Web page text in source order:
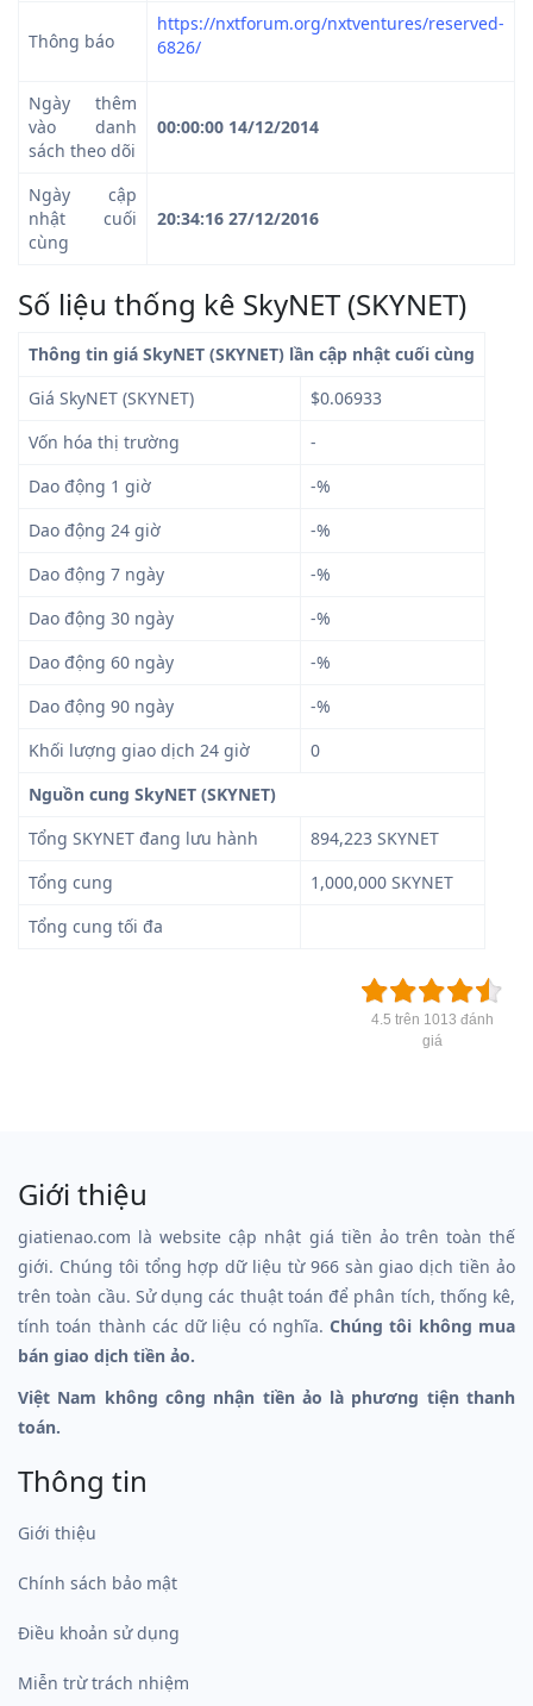
Thông báo
https://nxtforum.org/nxtventures/reserved-
6826/
Ngày thêm
vào danh
sách theo dõi
00:00:00 14/12/2014
Ngày cập
nhật cuối
cùng
20:34:16 27/12/2016
Số liệu thống kê SkyNET (SKYNET)
Thông tin giá SkyNET (SKYNET) lần cập nhật cuối cùng
Giá SkyNET (SKYNET)
$0.06933
Vốn hóa thị trường
-
Dao động 1 giờ
-%
Dao động 24 giờ
-%
Dao động 7 ngày
-%
Dao động 30 ngày
-%
Dao động 60 ngày
-%
Dao động 90 ngày
-%
Khối lượng giao dịch 24 giờ
0
Nguồn cung SkyNET (SKYNET)
Tổng SKYNET đang lưu hành
894,223 SKYNET
Tổng cung
1,000,000 SKYNET
Tổng cung tối đa
4.5 trên 1013 đánh
giá
Giới thiệu
giatienao.com là website cập nhật giá tiền ảo trên toàn thế
giới. Chúng tôi tổng hợp dữ liệu từ 966 sàn giao dịch tiền ảo
trên toàn cầu. Sử dụng các thuật toán để phân tích, thống kê,
tính toán thành các dữ liệu có nghĩa.Chúng tôi không mua
bán giao dịch tiền ảo.
Việt Nam không công nhận tiền ảo là phương tiện thanh
toán.
Thông tin
Giới thiệu
Chính sách bảo mật
Điều khoản sử dụng
Miễn trừ trách nhiệm